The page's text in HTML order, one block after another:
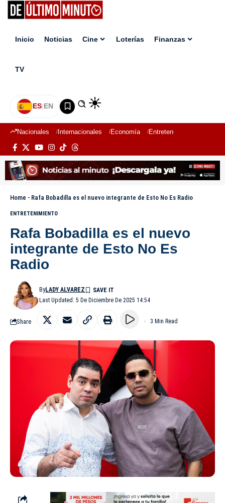
Inicio Noticias Cine Loterías Finanzas
TV
ES|EN
Nacionales Internacionales Economía Entretenimiento
Home - Rafa Bobadilla es el nuevo integrante de Esto No Es Radio
ENTRETENIMIENTO
Rafa Bobadilla es el nuevo
integrante de Esto No Es
Radio
Last Updated: 5 De Diciembre De 2025 14:54
ByLADY ALVAREZ
Share 3 Min Read